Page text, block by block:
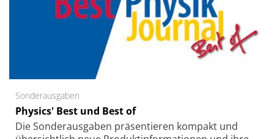
Sonderausgaben
Physics' Best und Best of
Die Sonder­ausgaben präsentieren kompakt und